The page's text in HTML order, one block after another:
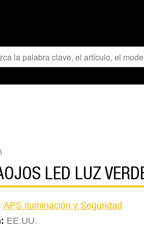
LED LUZ
APS Iluminación y Seguridad
EE.UU.